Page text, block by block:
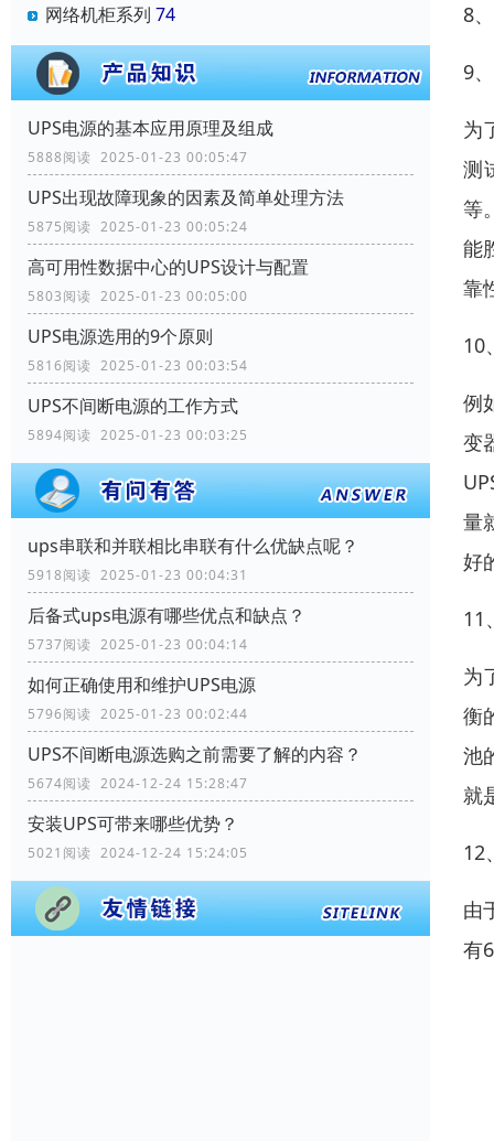
网络机柜系列 74
UPS电源的基本应用原理及组成
5888阅读 2025-01-23 00:05:47
UPS出现故障现象的因素及简单处理方法
5875阅读 2025-01-23 00:05:24
高可用性数据中心的UPS设计与配置
5803阅读 2025-01-23 00:05:00
UPS电源选用的9个原则
5816阅读 2025-01-23 00:03:54
UPS不间断电源的工作方式
5894阅读 2025-01-23 00:03:25
ups串联和并联相比串联有什么优缺点呢？
5918阅读 2025-01-23 00:04:31
后备式ups电源有哪些优点和缺点？
5737阅读 2025-01-23 00:04:14
如何正确使用和维护UPS电源
5796阅读 2025-01-23 00:02:44
UPS不间断电源选购之前需要了解的内容？
5674阅读 2024-12-24 15:28:47
安装UPS可带来哪些优势？
5021阅读 2024-12-24 15:24:05
8
9
为
测
等
能
靠
10
例
变
量
好
11
为
衡
池
就
12
由
有